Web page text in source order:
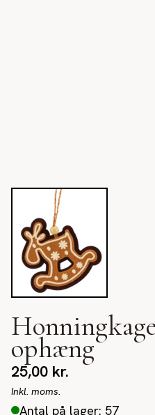
ophæng
25,00 kr.
Inkl. moms.
Antal på lager: 57